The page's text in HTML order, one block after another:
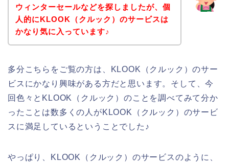
ウィンターセールなどを探しましたが、個
人的にKLOOK（クルック）のサービスは
かなり気に入っています♪
多分こちらをご覧の方は、KLOOK（クルック）のサー
ビスにかなり興味がある方だと思います。そして、今
回色々とKLOOK（クルック）のことを調べてみて分か
ったことは数多くの人がKLOOK（クルック）のサービ
スに満足しているということでした♪
やっぱり、KLOOK（クルック）のサービスのように、